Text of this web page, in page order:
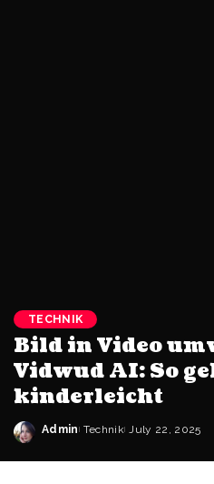
TECHNIK
Bild in Video
Vidwud AI: So
kinderleicht
Admin Technik July 22, 2025